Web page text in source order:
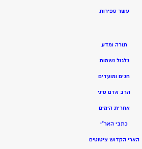
עשר ספירות
תורה ומדע
גלגול נשמות
חגים ומועדים
הרב אדם סיני
אחרית הימים
כתבי האר”י
הארי הקדוש ציטוטים